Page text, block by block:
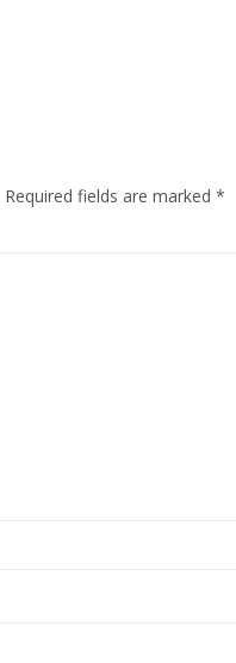
Required fields are marked *